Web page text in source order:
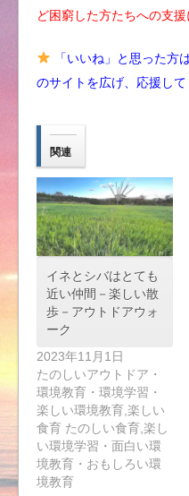
ど困窮した方たちへの支
「いいね」と思った方
のサイトを広げ、応援して
関連
イネとシバはとても
近い仲間－楽しい散
歩－アウトドアウォ
ーク
2023年11月1日
たのしいアウトドア・
環境教育・環境学習・
楽しい環境教育,楽しい
食育 たのしい食育,楽し
い環境学習・面白い環
境教育・おもしろい環
境教育